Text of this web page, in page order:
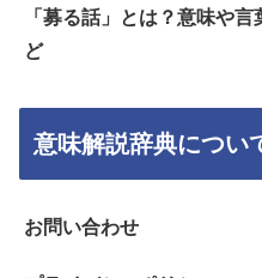
「募る話」とは？意味や
ど
意味解説辞典につい
お問い合わせ